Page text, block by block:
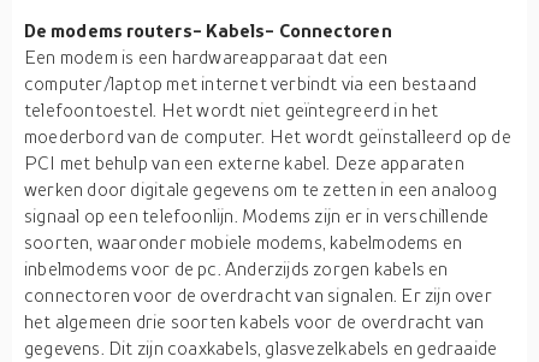
De modems routers- Kabels- Connectoren
Een modem is een hardwareapparaat dat een
computer/laptop met internet verbindt via een bestaand
telefoontoestel. Het wordt niet geïntegreerd in het
moederbord van de computer. Het wordt geïnstalleerd op de
PCI met behulp van een externe kabel. Deze apparaten
werken door digitale gegevens om te zetten in een analoog
signaal op een telefoonlijn. Modems zijn er in verschillende
soorten, waaronder mobiele modems, kabelmodems en
inbelmodems voor de pc. Anderzijds zorgen kabels en
connectoren voor de overdracht van signalen. Er zijn over
het algemeen drie soorten kabels voor de overdracht van
gegevens. Dit zijn coaxkabels, glasvezelkabels en gedraaide